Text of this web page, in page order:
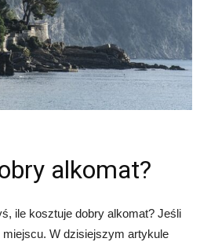
alkomat?
ile kosztuje dobry alkomat? Jeśli
W dzisiejszym artykule